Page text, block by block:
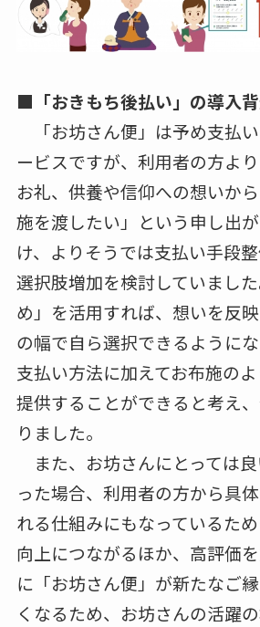
■「おきもち後払い」の導入
「お坊さん便」は予め支払
ービスですが、利用者の方よ
お礼、供養や信仰への想いか
施を渡したい」という申し出
け、よりそうでは支払い手段
選択肢増加を検討していまし
め」を活用すれば、想いを反
の幅で自ら選択できるように
支払い方法に加えてお布施の
提供することができると考え
りました。
また、お坊さんにとっては
った場合、利用者の方から具
れる仕組みにもなっているた
向上につながるほか、高評価
に「お坊さん便」が新たなご
くなるため、お坊さんの活躍